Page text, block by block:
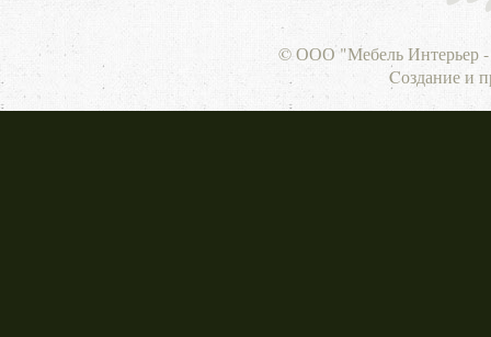
© ООО "Мебель Интерьер -
Cоздание и